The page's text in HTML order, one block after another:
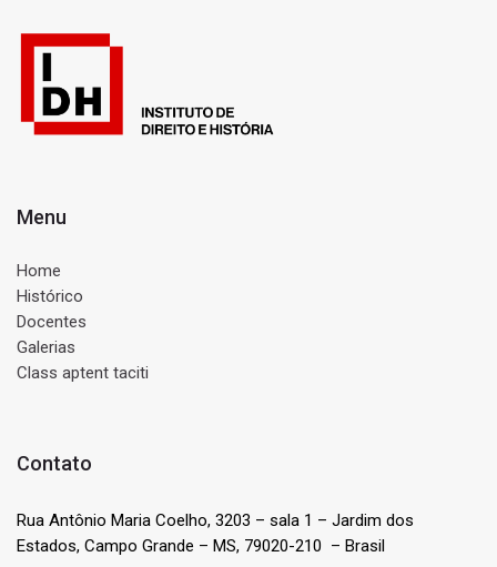
Menu
Home
Histórico
Docentes
Galerias
Class aptent taciti
Contato
Rua Antônio Maria Coelho, 3203 – sala 1 – Jardim dos
Estados, Campo Grande – MS, 79020-210 – Brasil